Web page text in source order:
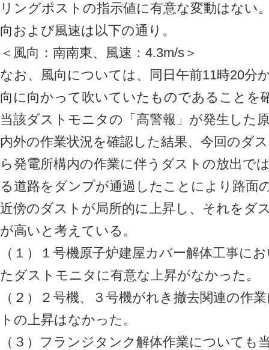
リングポストの指示値に有意な変動はない
向および風速は以下の通り。
＜風向：南南東、風速：4.3m/s＞
なお、風向については、同日午前11時20分
向に向かって吹いていたものであることを
当該ダストモニタの「高警報」が発生した
内外の作業状況を確認した結果、今回のダ
ら発電所構内の作業に伴うダストの放出で
る道路をダンプが通過したことにより路面
近傍のダストが局所的に上昇し、それをダ
が高いと考えている。
（１）１号機原子炉建屋カバー解体工事に
たダストモニタに有意な上昇がなかった。
（２）２号機、３号機がれき撤去関連の作
トの上昇はなかった。
（３）フランジタンク解体作業についても